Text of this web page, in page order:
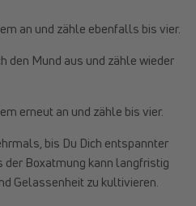
an und zähle ebenfalls bis vier.
den Mund aus und zähle wieder
erneut an und zähle bis vier.
bis Du Dich entspannter
Boxatmung kann langfristig
Gelassenheit zu kultivieren.